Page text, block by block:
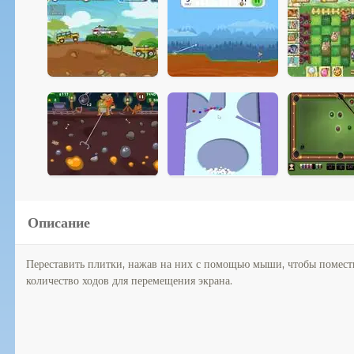
Описание
Переставить плитки, нажав на них с помощью мыши, чтобы
количество ходов для перемещения экрана.